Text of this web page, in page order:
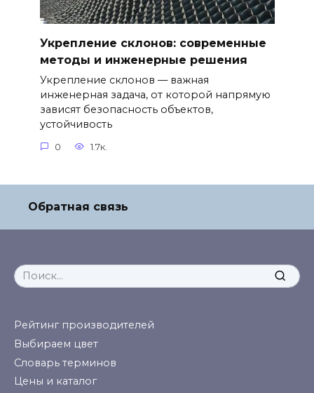
Укрепление склонов: современные
методы и инженерные решения
Укрепление склонов — важная
инженерная задача, от которой напрямую
зависят безопасность объектов,
устойчивость
0 1.7к.
Обратная связь
Search
for:
Рейтинг производителей
Выбираем цвет
Словарь терминов
Цены и каталог